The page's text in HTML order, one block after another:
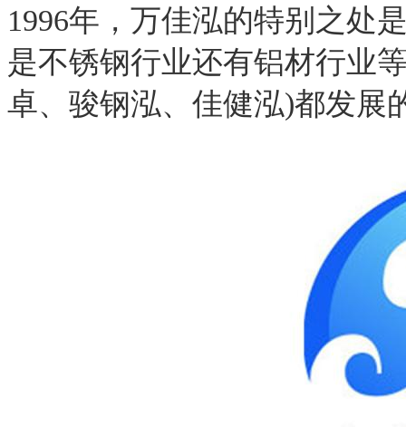
1996年，万佳泓的特别之处
是不锈钢行业还有铝材行业
卓、骏钢泓、佳健泓)都发展